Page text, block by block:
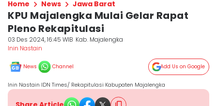
Home News Jawa Barat
KPU Majalengka Mulai Gelar Rapat
Pleno Rekapitulasi
03 Des 2024, 16:45 WIB Kab. Majalengka
Inin Nastain
News Channel Add Us on Google
Inin Nastain IDN Times/ Rekapitulasi Kabupaten Majalengka